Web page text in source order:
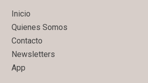
Inicio
Quienes Somos
Contacto
Newsletters
App